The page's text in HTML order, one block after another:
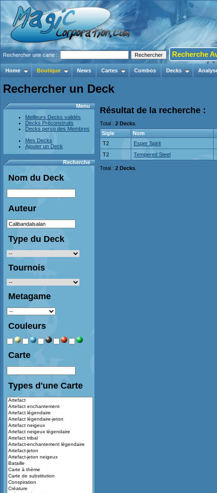
Rechercher une carte : Recherche
Home Boutique News Cartes Combos Decks
Rechercher un Deck
Menu
Meilleurs Decks validés
Decks Préconstruits
Decks perso des Membres
Mes Decks
Ajouter un Deck
Recherche
Nom du Deck
Auteur
Type du Deck
Tournois
Metagame
Couleurs
Carte
Types d'une Carte
Résultat de la recherche :
Total : 2 Decks
Sigle
Nom
T2
Esper Spirit
T2
Tempered Steel
Total : 2 Decks